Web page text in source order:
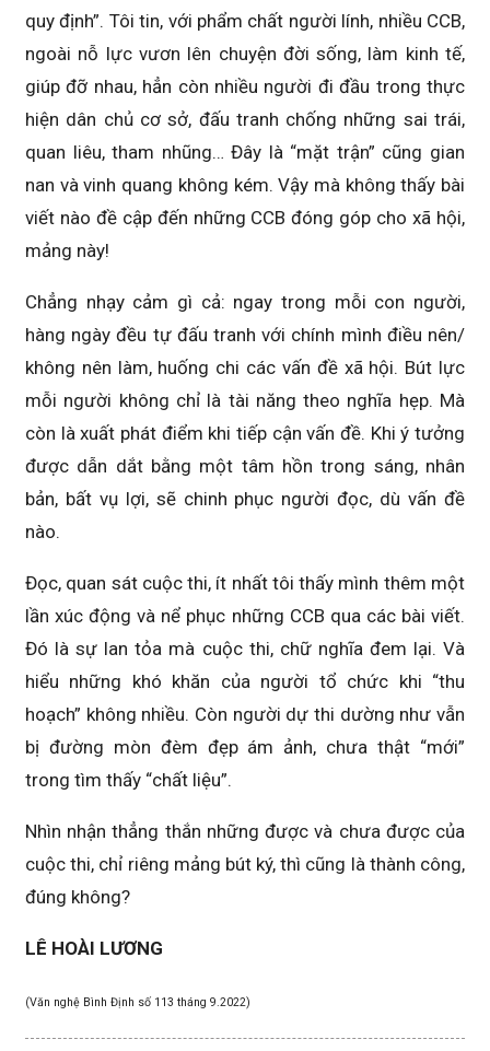
quy định”. Tôi tin, với phẩm chất người lính, nhiều CCB,
ngoài nỗ lực vươn lên chuyện đời sống, làm kinh tế,
giúp đỡ nhau, hẳn còn nhiều người đi đầu trong thực
hiện dân chủ cơ sở, đấu tranh chống những sai trái,
quan liêu, tham nhũng… Đây là “mặt trận” cũng gian
nan và vinh quang không kém. Vậy mà không thấy bài
viết nào đề cập đến những CCB đóng góp cho xã hội,
mảng này!
Chẳng nhạy cảm gì cả: ngay trong mỗi con người,
hàng ngày đều tự đấu tranh với chính mình điều nên/
không nên làm, huống chi các vấn đề xã hội. Bút lực
mỗi người không chỉ là tài năng theo nghĩa hẹp. Mà
còn là xuất phát điểm khi tiếp cận vấn đề. Khi ý tưởng
được dẫn dắt bằng một tâm hồn trong sáng, nhân
bản, bất vụ lợi, sẽ chinh phục người đọc, dù vấn đề
nào.
Đọc, quan sát cuộc thi, ít nhất tôi thấy mình thêm một
lần xúc động và nể phục những CCB qua các bài viết.
Đó là sự lan tỏa mà cuộc thi, chữ nghĩa đem lại. Và
hiểu những khó khăn của người tổ chức khi “thu
hoạch” không nhiều. Còn người dự thi dường như vẫn
bị đường mòn đèm đẹp ám ảnh, chưa thật “mới”
trong tìm thấy “chất liệu”.
Nhìn nhận thẳng thắn những được và chưa được của
cuộc thi, chỉ riêng mảng bút ký, thì cũng là thành công,
đúng không?
LÊ HOÀI LƯƠNG
(Văn nghệ Bình Định số 113 tháng 9.2022)